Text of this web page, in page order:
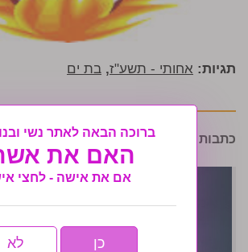
תגיות: אחותי - תשע"ז, בת ים
כתבות נוספות שיעניינו אותך:
ברוכה הבאה לאתר נשי
האם את
אם את אישה - לחצי
כן לא